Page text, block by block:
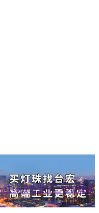
红绿双色发光二极管哪家